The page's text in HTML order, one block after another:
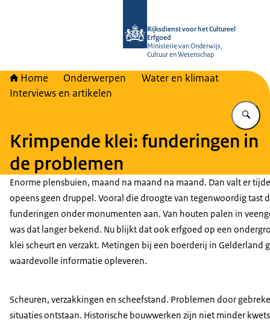
Rijksdienst voor het Cultureel
Erfgoed
Ministerie van Onderwijs,
Cultuur en Wetenschap
Home Onderwerpen
Water en klimaat
Interviews en artikelen
Krimpende klei: funderingen in
de problemen
Enorme plensbuien, maand na maand na maand. Dan valt er
opeens geen druppel. Vooral die droogte van tegenwoordig tast
funderingen onder monumenten aan. Van houten palen in
was dat langer bekend. Nu blijkt dat ook erfgoed op een
klei scheurt en verzakt. Metingen bij een boerderij in Gelderland
waardevolle informatie opleveren.
Scheuren, verzakkingen en scheefstand. Problemen door
situaties ontstaan. Historische bouwwerken zijn niet minder